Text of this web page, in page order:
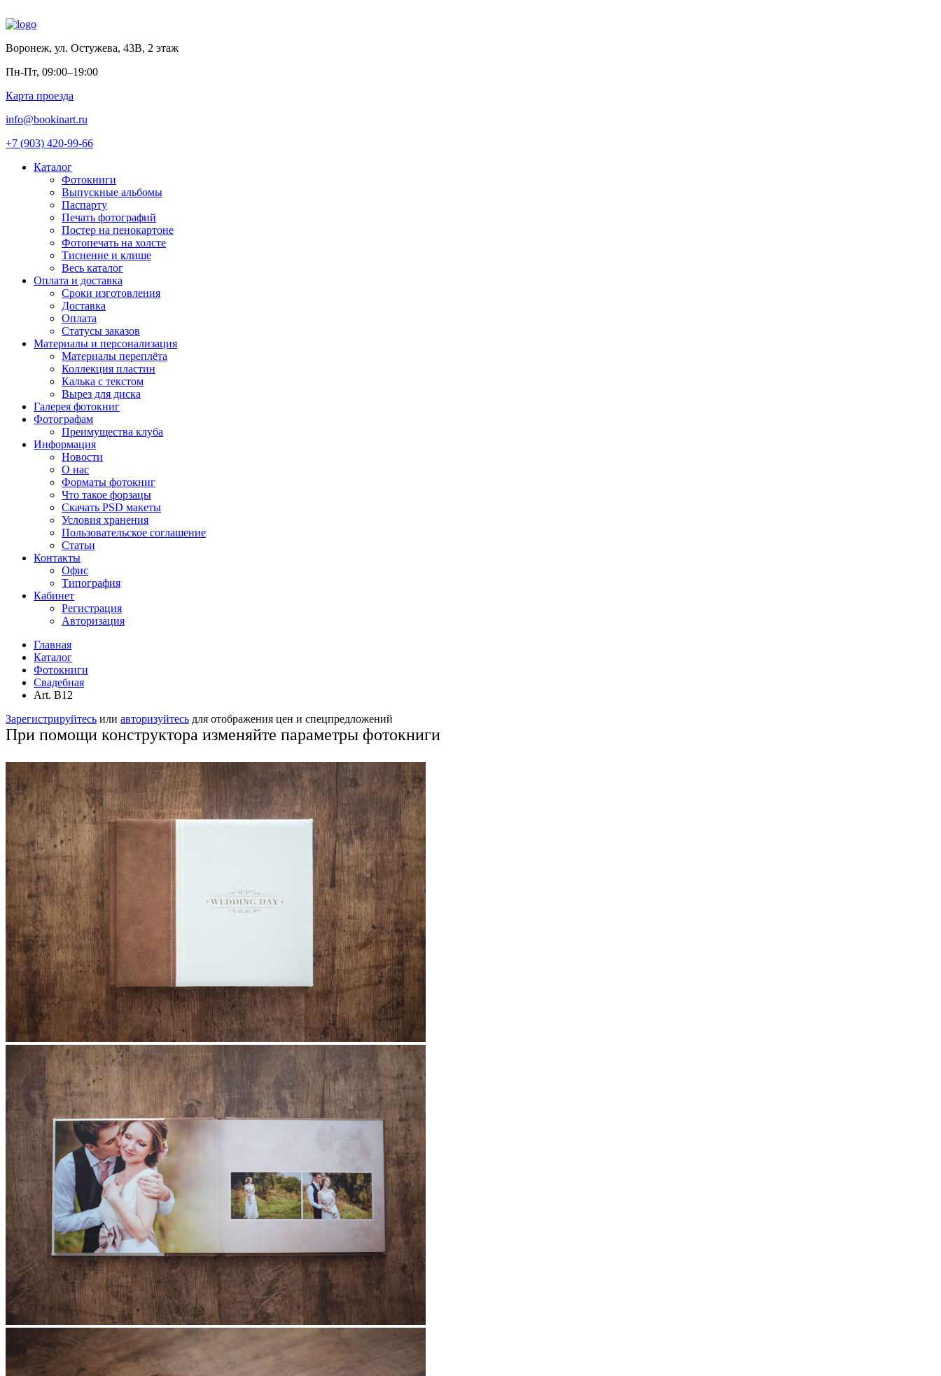
Воронеж, ул. Остужева, 43В, 2 этаж
Пн-Пт, 09:00–19:00
Карта проезда
info@bookinart.ru
+7 (903) 420-99-66
Каталог
Фотокниги
Выпускные альбомы
Паспарту
Печать фотографий
Постер на пенокартоне
Фотопечать на холсте
Тиснение и клише
Весь каталог
Оплата и доставка
Сроки изготовления
Доставка
Оплата
Статусы заказов
Материалы и персонализация
Материалы переплёта
Коллекция пластин
Калька с текстом
Вырез для диска
Галерея фотокниг
Фотографам
Преимущества клуба
Информация
Новости
О нас
Форматы фотокниг
Что такое форзацы
Скачать PSD макеты
Условия хранения
Пользовательское соглашение
Статьи
Контакты
Офис
Типография
Кабинет
Регистрация
Авторизация
Главная
Каталог
Фотокниги
Свадебная
Art. B12
Зарегистрируйтесь или авторизуйтесь для отображения цен и спецпредложений
При помощи конструктора изменяйте параметры фотокниги